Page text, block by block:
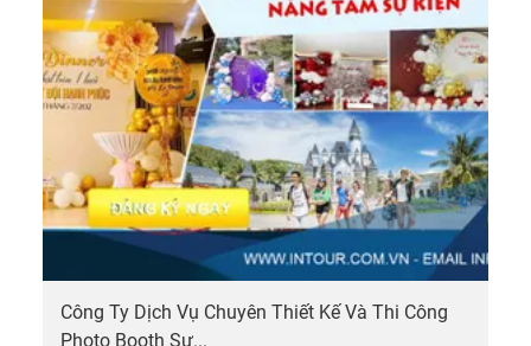
Công Ty Dịch Vụ Chuyên Thiết Kế Và Thi Công
Photo Booth Sự...